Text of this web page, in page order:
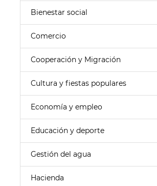
Bienestar social
Comercio
Cooperación y Migración
Cultura y fiestas populares
Economía y empleo
Educación y deporte
Gestión del agua
Hacienda